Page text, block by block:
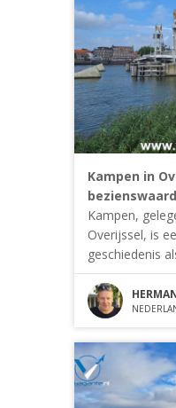
Kampen in
Kampen,
Overijssel, is
geschiedenis